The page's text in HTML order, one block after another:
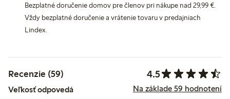
Bezplatné doručenie domov pre členov pri nákupe nad 29,99 €.
Vždy bezplatné doručenie a vrátenie tovaru v predajniach
Lindex.
Recenzie (59) 4.5
Veľkosť odpovedá Na základe 59 hodnotení